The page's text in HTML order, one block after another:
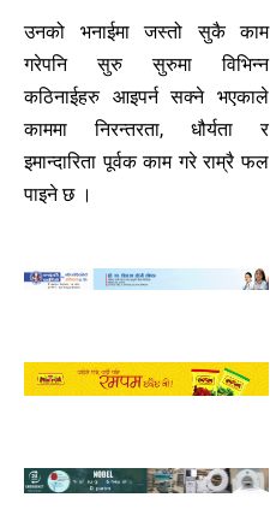
उनको भनाईमा जस्तो सुकै काम
गरेपनि सुरु सुरुमा विभिन्न
कठिनाईहरु आइपर्न सक्ने भएकाले
काममा निरन्तरता, धौर्यता र
इमान्दारिता पूर्वक काम गरे राम्रै फल
पाइने छ ।